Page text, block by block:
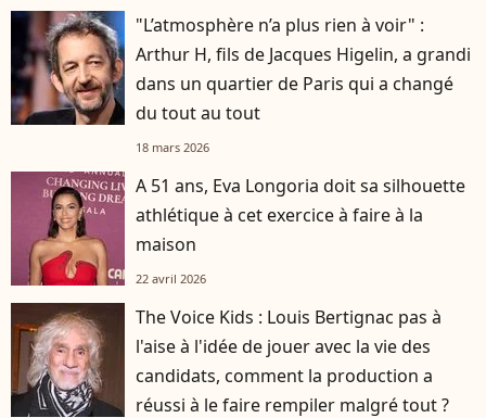
"L’atmosphère n’a plus rien à voir" :
Arthur H, fils de Jacques Higelin, a grandi
dans un quartier de Paris qui a changé
du tout au tout
18 mars 2026
A 51 ans, Eva Longoria doit sa silhouette
athlétique à cet exercice à faire à la
maison
22 avril 2026
The Voice Kids : Louis Bertignac pas à
l'aise à l'idée de jouer avec la vie des
candidats, comment la production a
réussi à le faire rempiler malgré tout ?